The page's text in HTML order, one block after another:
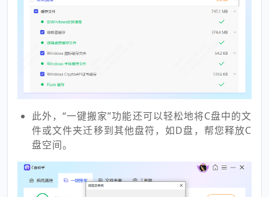
此外，“一键搬家”功能还可以轻松地将C盘中的文
件或文件夹迁移到其他盘符，如D盘，帮您释放C
盘空间。